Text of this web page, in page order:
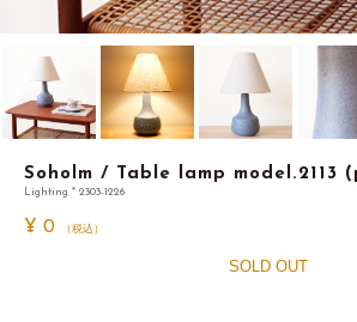
Soholm / Table lamp model.2113
Lighting * 2303-1226
¥ 0 （税込）
SOLD OUT